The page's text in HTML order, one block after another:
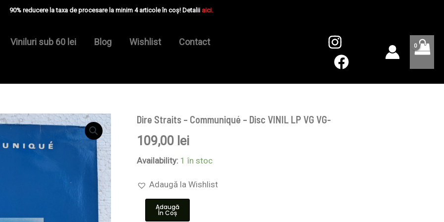
90% reducere la taxa de procesare la minim 4 articole în coș! Detalii aici.
Viniluri sub 60 lei Blog Wishlist Contact
Dire Straits – Communiqué – Disc VINIL LP VG VG-
109,00 lei
Availability: 1 în stoc
Adaugă la Wishlist
Cantitate
Straits
–
Communiqué
VINIL
Adaugă
În Coș
LP
VG
VG-